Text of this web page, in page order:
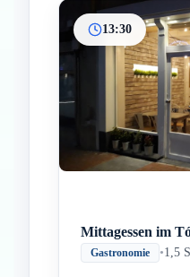
13:30
Mittagessen im
Gastronomie •1,5